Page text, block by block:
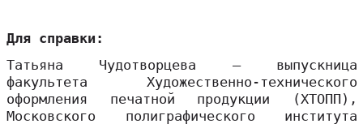
Для справки:
Татьяна Чудотворцева – выпускница
факультета Художественно-технического
оформления печатной продукции (ХТОПП),
Московского полиграфического института